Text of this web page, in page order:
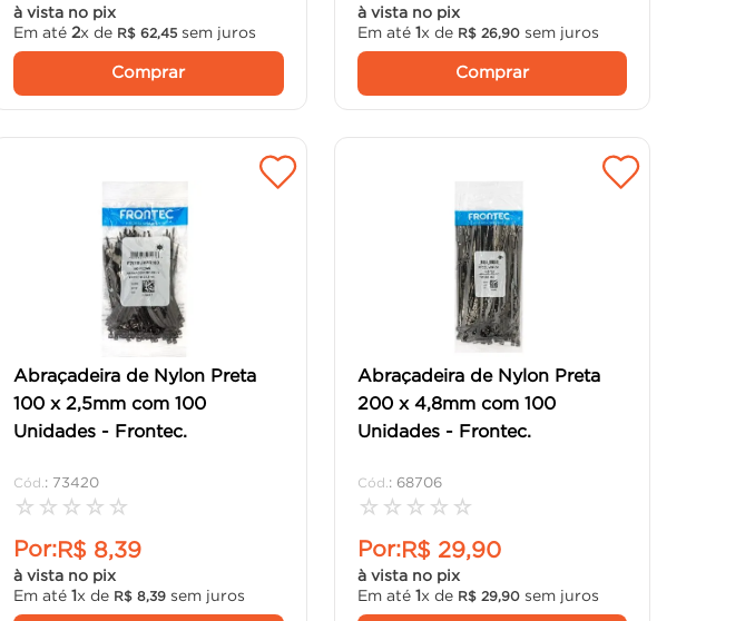
à vista no pix
Em até2x de R$ 62 ,45 sem juros
Comprar
à vista no pix
Em até 1x de R$ 26, 90sem juros
Comprar
Abraçadeira de Nylon Preta
100 x 2,5mm com 100
Unidades - Frontec.
: 73420
☆ ☆ ☆ ☆ ☆
Por:R$ 8,39
à vista no pix
Em até1x de R$ 8 39 sem juros
Abraçadeira de Nylon Preta
200 x 4,8mm com 100
Unidades - Frontec.
: 68706
☆ ☆ ☆ ☆ ☆
Por:R$ 29,90
à vista no pix
Em até 1x de R$ 29, 90sem juros